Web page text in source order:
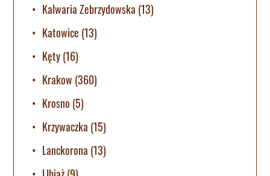
Kalwaria Zebrzydowska (13)
Katowice (13)
Kęty(16)
Krakow (360)
Krosno (5)
Krzywaczka (15)
Lanckorona (13)